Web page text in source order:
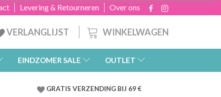
Over ons
Levering & Retourneren
WINKELWAGEN
VERLANGLIJST
EINDZOMER SALE OUTLET
GRATIS VERZENDING BIJ 69 €